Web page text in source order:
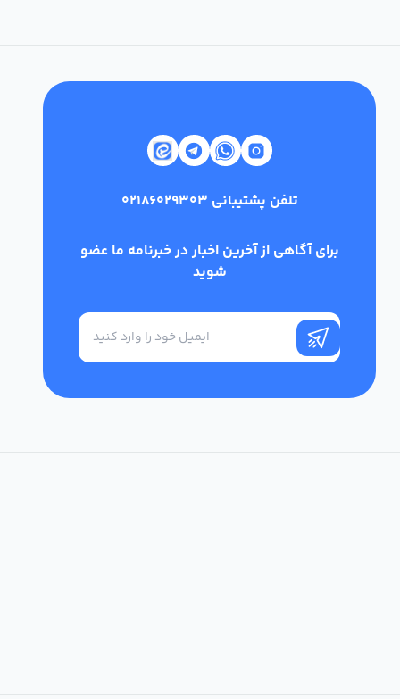
تلفن پشتیبانی 02186029303
برای آگاهی از آخرین اخبار در خبرنامه ما عضو
شوید